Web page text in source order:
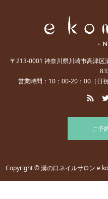
〒213-0001 神奈川県川崎市高津
営業時間：10：00-20：00（日
ご予
Copyright © 溝の口ネイルサロン e